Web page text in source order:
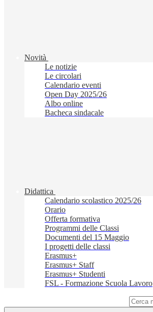
Novità
Le notizie
Le circolari
Calendario eventi
Open Day 2025/26
Albo online
Bacheca sindacale
Didattica
Calendario scolastico 2025/26
Orario
Offerta formativa
Programmi delle Classi
Documenti del 15 Maggio
I progetti delle classi
Erasmus+
Erasmus+ Staff
Erasmus+ Studenti
FSL - Formazione Scuola Lavoro